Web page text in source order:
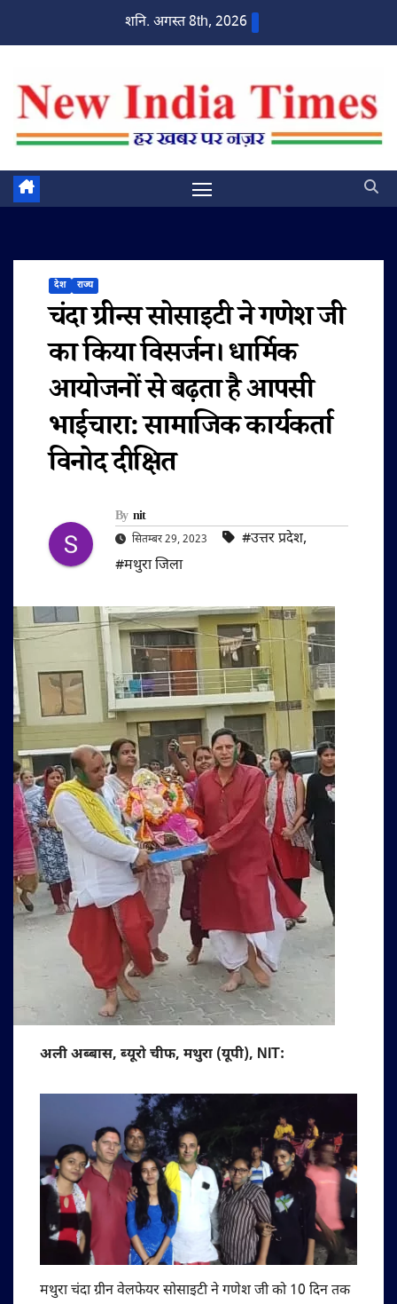
शनि. अगस्त 8th, 2026
देश राज्य
चंदा ग्रीन्स सोसाइटी ने गणेश जी
का किया विसर्जन। धार्मिक
आयोजनों से बढ़ता है आपसी
भाईचारा: सामाजिक कार्यकर्ता
विनोद दीक्षित
By nit
सितम्बर 29, 2023 #उत्तर प्रदेश,
#मथुरा जिला
अली अब्बास, ब्यूरो चीफ, मथुरा (यूपी), NIT:
मथुरा चंदा ग्रीन वेलफेयर सोसाइटी ने गणेश जी को 10 दिन तक